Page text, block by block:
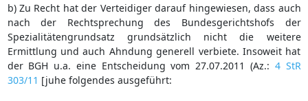
b) Zu Recht hat der Verteidiger darauf hingewiesen, dass auch
nach der Rechtsprechung des Bundesgerichtshofs der
Spezialitätengrundsatz grundsätzlich nicht die weitere
Ermittlung und auch Ahndung generell verbiete. Insoweit hat
der BGH u.a. eine Entscheidung vom 27.07.2011 (Az.: 4 StR
303/11 [juhe folgendes ausgeführt: